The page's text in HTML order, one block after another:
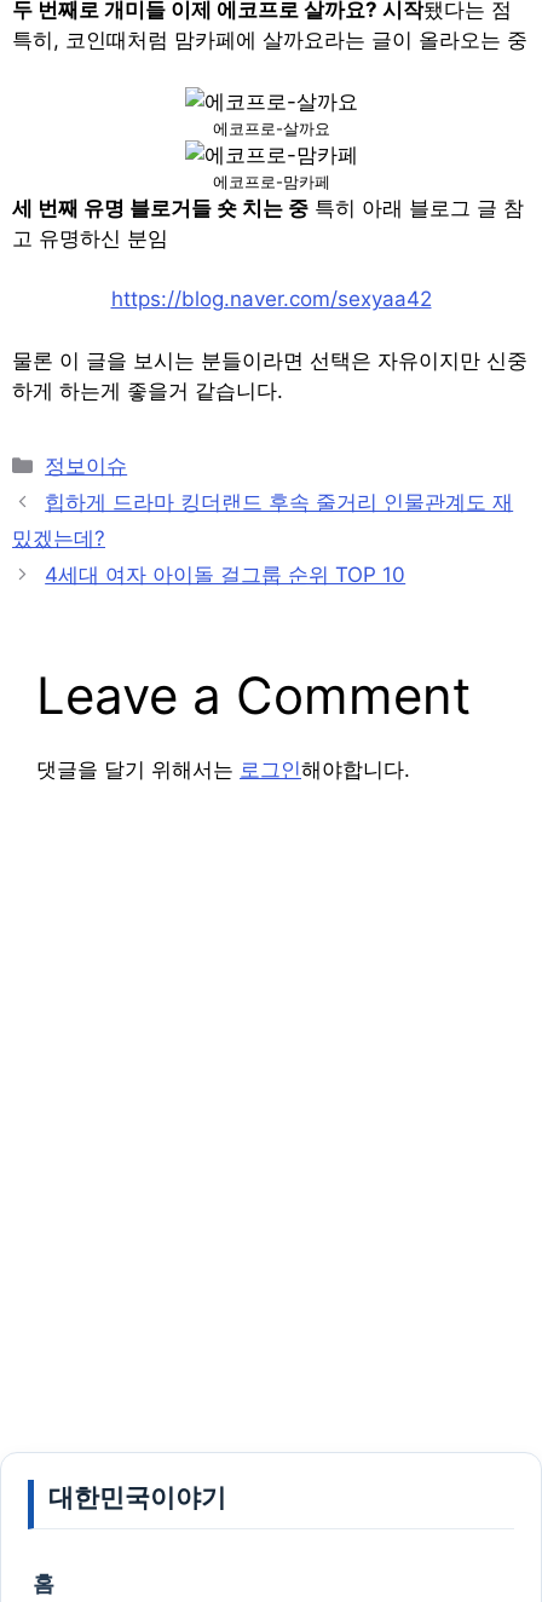
두 번째로 개미들 이제 에코프로 살까요? 시작됐다는 점
특히, 코인때처럼 맘카페에 살까요라는 글이 올라오는 중
에코프로-살까요
에코프로-맘카페
세 번째 유명 블로거들 숏 치는 중 특히 아래 블로그 글 참
고 유명하신 분임
https://blog.naver.com/sexyaa42
물론 이 글을 보시는 분들이라면 선택은 자유이지만 신중
하게 하는게 좋을거 같습니다.
Categories
정보이슈
Post
navigation
힙하게 드라마 킹더랜드 후속 줄거리 인물관계도 재
밌겠는데?
4세대 여자 아이돌 걸그룹 순위 TOP 10
Leave a Comment
댓글을 달기 위해서는 로그인해야합니다.
대한민국이야기
홈